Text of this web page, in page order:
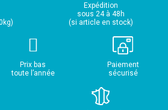
Expédition
sous 24 à 48h
(si article en stock)
Prix bas
toute l’année
Paiement
sécurisé